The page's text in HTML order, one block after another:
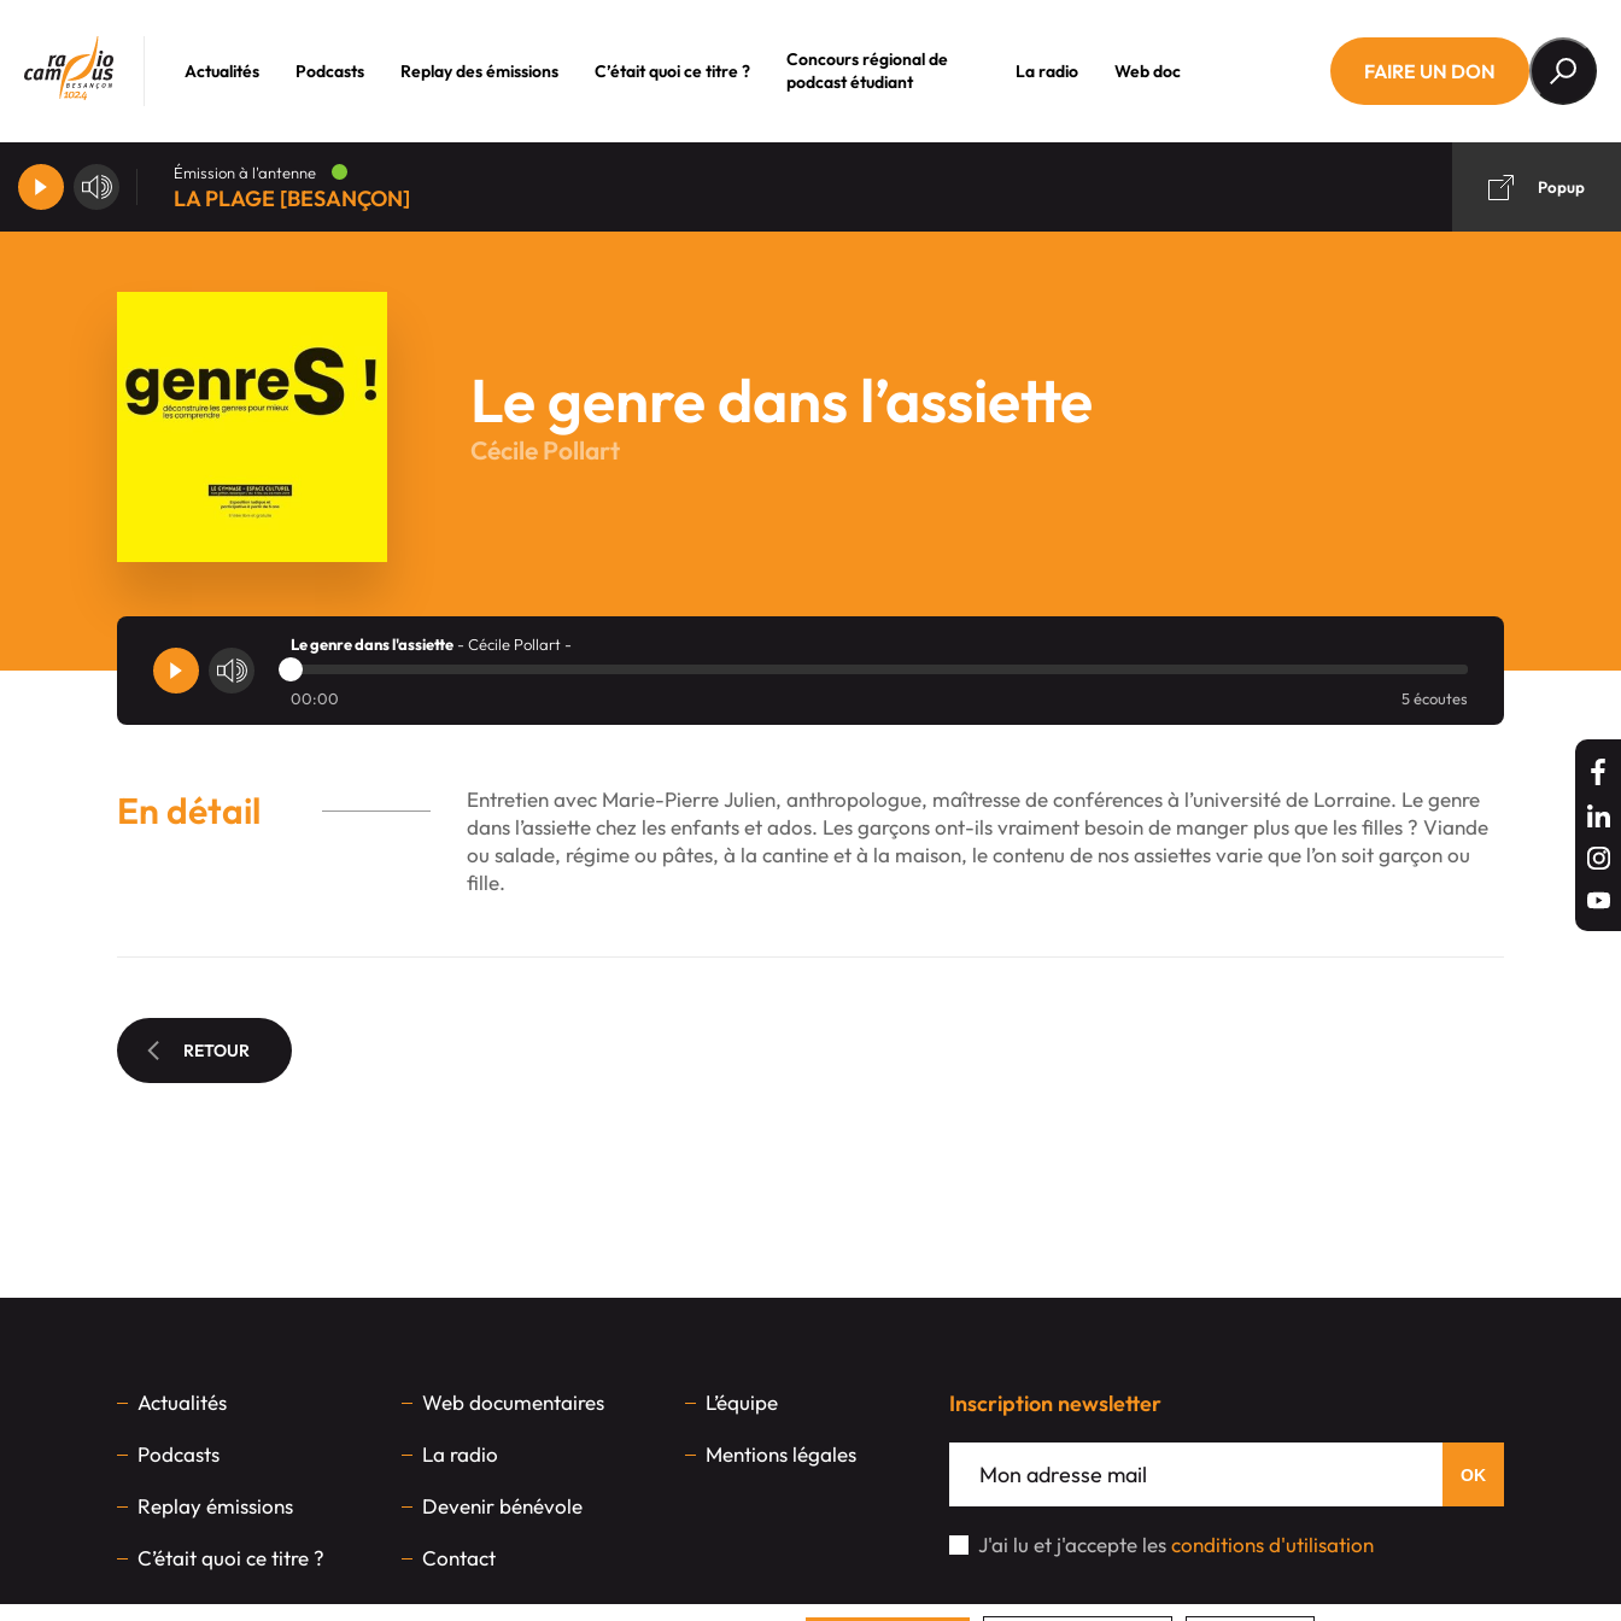
Actualités Podcasts Replay des émissions C’était quoi ce titre ?
Concours régional de
podcast étudiant
La radio Web doc FAIRE UN DON
Émission à l'antenne
LA PLAGE [BESANÇON] Popup
Le genre dans l’assiette
Cécile Pollart
Le genre dans l'assiette - Cécile Pollart -
00:00 5 écoutes
En détail
Entretien avec Marie-Pierre Julien, anthropologue, maîtresse de conférences à l’université de Lorraine. Le genre
dans l’assiette chez les enfants et ados. Les garçons ont-ils vraiment besoin de manger plus que les filles ? Viande
ou salade, régime ou pâtes, à la cantine et à la maison, le contenu de nos assiettes varie que l’on soit garçon ou
fille.
RETOUR
Actualités
Podcasts
Replay émissions
C’était quoi ce titre ?
Web documentaires
La radio
Devenir bénévole
Contact
L’équipe
Mentions légales
Inscription newsletter
J'ai lu et j'accepte lesconditions d'utilisation